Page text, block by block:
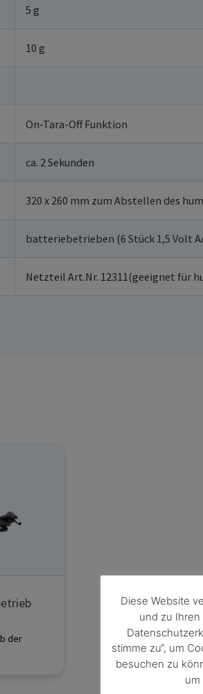
5 g
10 g
On-Tara-Off Funktion
ca. 2 Sekunden
320 x 260 mm zum Abstellen des
batteriebetrieben (6 Stück 1,5 Volt
Netzteil Art.Nr. 12311(geeignet für
der
Diese Website
und zu
stimme zu“, um
besuchen zu